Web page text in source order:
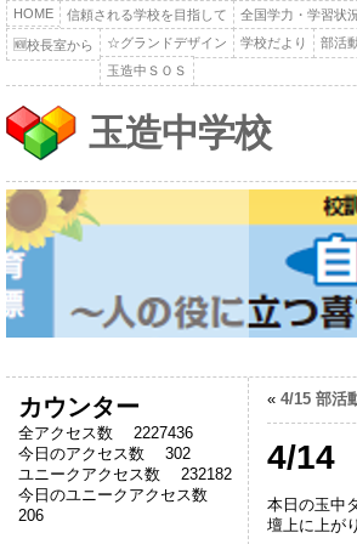
HOME 信頼される学校を目指して 全国学力・学習状
🆕校長室から ☆グランドデザイン 学校だより 部活
玉造中ＳＯＳ
玉造中学校
カウンター
全アクセス数 2227436
今日のアクセス数 302
ユニークアクセス数 232182
今日のユニークアクセス数
206
« 4/15 部活
4/14
本日の玉中
壇上に上が